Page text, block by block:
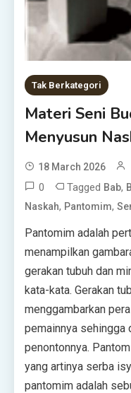
Tak Berkategori
Materi Seni
Menyusun
18 March 2026
0 Tagged Bab,
Naskah, Pantomim,
Pantomim adalah
menampilkan
gerakan tubuh dan
kata-kata. Gerakan
menggambarkan
pemainnya sehingga
penontonnya.
yang artinya serba
pantomim adalah